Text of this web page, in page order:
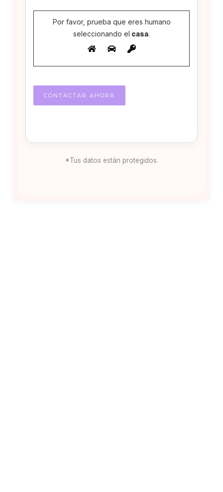
Por favor, prueba que eres humano
seleccionando el casa.
*Tus datos están protegidos.